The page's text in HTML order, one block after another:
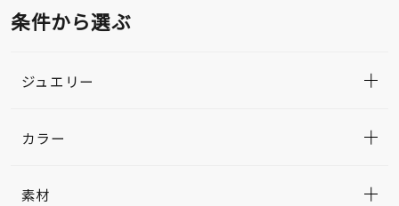
条件から選ぶ
ジュエリー
カラー
素材